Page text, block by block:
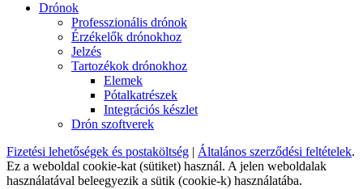
Drónok
Professzionális drónok
Érzékelők drónokhoz
Jelzés
Tartozékok drónokhoz
Elemek
Pótalkatrészek
Integrációs készlet
Drón szoftverek
Fizetési lehetőségek és postaköltség
Általános szerződési feltételek.
Ez a weboldal cookie-kat (sütiket) használ. A jelen weboldalak
használatával beleegyezik a sütik (cookie-k) használatába.